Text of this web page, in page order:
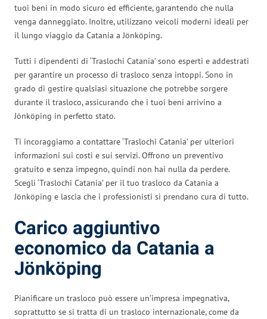
tuoi beni in modo sicuro ed efficiente, garantendo che nulla
venga danneggiato. Inoltre, utilizzano veicoli moderni ideali per
il lungo viaggio da Catania a Jönköping.
Tutti i dipendenti di ‘Traslochi Catania’ sono esperti e addestrati
per garantire un processo di trasloco senza intoppi. Sono in
grado di gestire qualsiasi situazione che potrebbe sorgere
durante il trasloco, assicurando che i tuoi beni arrivino a
Jönköping in perfetto stato.
Ti incoraggiamo a contattare ‘Traslochi Catania’ per ulteriori
informazioni sui costi e sui servizi. Offrono un preventivo
gratuito e senza impegno, quindi non hai nulla da perdere.
Scegli ‘Traslochi Catania’ per il tuo trasloco da Catania a
Jönköping e lascia che i professionisti si prendano cura di tutto.
Carico aggiuntivo
economico da Catania a
Jönköping
Pianificare un trasloco può essere un’impresa impegnativa,
soprattutto se si tratta di un trasloco internazionale, come da